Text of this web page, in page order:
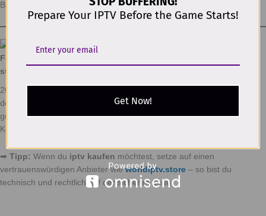
Bei geprüften Anbietern wieworldiptv.store.
Fazit – Beste IPTV App für Samsung Fernseher wählen und
starten
2025 ist
der
besten IPTV App für Samsung Fernseher
grenzenlose Unterhaltung, Top-Bildqualität und oft deutlich geringere
Kosten.
➡ Tipp: Wenn du iptv kaufen möchtest, setze auf einen
vertrauenswürdigen Anbieter wieworldiptv.store – so bist du
technisch und rechtlich auf der sicheren Seite.
Prepare Your IPTV Before the Game Starts!
Get Now!